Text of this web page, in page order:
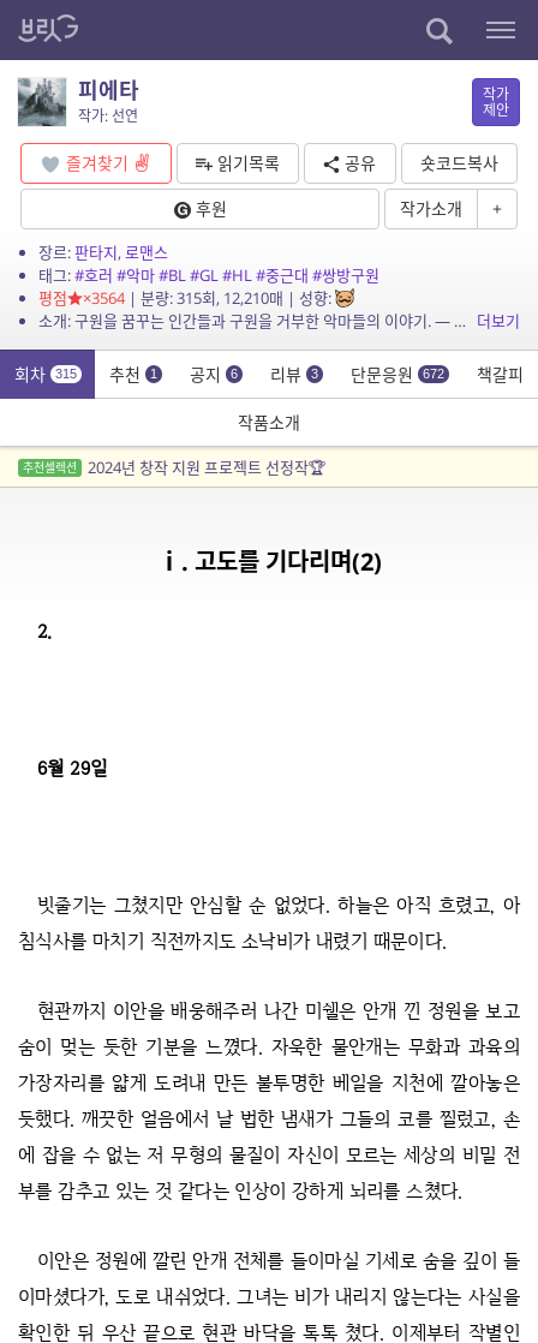
피에타
작가: 선연
작가
제안
즐겨찾기 읽기목록 공유
숏코드복사
후원
작가소개 +
장르:판타지,로맨스
태그:#호러 #악마#BL#GL#HL#중근대 #쌍방구원
평점
×3564| 분량: 315회, 12,210매 | 성향:
소개: 구원을 꿈꾸는 인간들과 구원을 거부한 악마들의 이야기. — 아케론 대륙의 서쪽 나라 코키투스에서 가장 거대한 도시, 테네브리스. 도시의 온갖 흉악범들이 모여 있는 밀턴... 더보기
회차 315 추천 1 공지 6 리뷰 3 단문응원 672 책갈피
작품소개
추천셀렉션 2024년 창작 지원 프로젝트 선정작🏆
ⅰ. 고도를 기다리며(2)
2.
6월 29일
빗줄기는 그쳤지만 안심할 순 없었다. 하늘은 아직 흐렸고, 아
침식사를 마치기 직전까지도 소낙비가 내렸기 때문이다.
현관까지 이안을 배웅해주러 나간 미쉘은 안개 낀 정원을 보고
숨이 멎는 듯한 기분을 느꼈다. 자욱한 물안개는 무화과 과육의
가장자리를 얇게 도려내 만든 불투명한 베일을 지천에 깔아놓은
듯했다. 깨끗한 얼음에서 날 법한 냄새가 그들의 코를 찔렀고, 손
에 잡을 수 없는 저 무형의 물질이 자신이 모르는 세상의 비밀 전
부를 감추고 있는 것 같다는 인상이 강하게 뇌리를 스쳤다.
이안은 정원에 깔린 안개 전체를 들이마실 기세로 숨을 깊이 들
이마셨다가, 도로 내쉬었다. 그녀는 비가 내리지 않는다는 사실을
확인한 뒤 우산 끝으로 현관 바닥을 톡톡 쳤다. 이제부터 작별인